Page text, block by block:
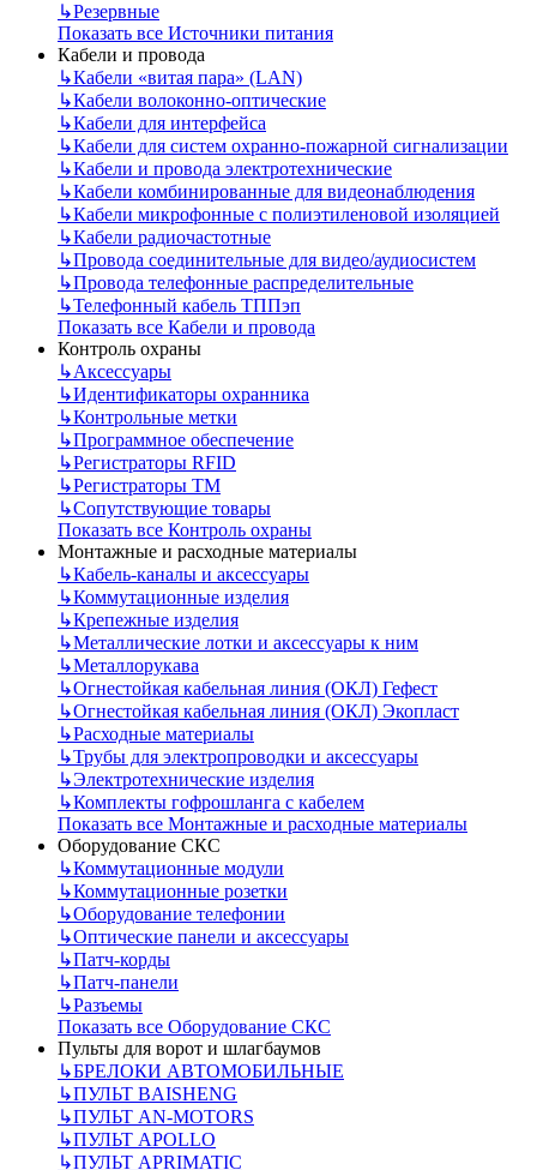
↳Резервные
Показать все Источники питания
Кабели и провода
↳Кабели «витая пара» (LAN)
↳Кабели волоконно-оптические
↳Кабели для интерфейса
↳Кабели для систем охранно-пожарной сигнализации
↳Кабели и провода электротехнические
↳Кабели комбинированные для видеонаблюдения
↳Кабели микрофонные с полиэтиленовой изоляцией
↳Кабели радиочастотные
↳Провода соединительные для видео/аудиосистем
↳Провода телефонные распределительные
↳Телефонный кабель ТППэп
Показать все Кабели и провода
Контроль охраны
↳Аксессуары
↳Идентификаторы охранника
↳Контрольные метки
↳Программное обеспечение
↳Регистраторы RFID
↳Регистраторы ТМ
↳Сопутствующие товары
Показать все Контроль охраны
Монтажные и расходные материалы
↳Кабель-каналы и аксессуары
↳Коммутационные изделия
↳Крепежные изделия
↳Металлические лотки и аксессуары к ним
↳Металлорукава
↳Огнестойкая кабельная линия (ОКЛ) Гефест
↳Огнестойкая кабельная линия (ОКЛ) Экопласт
↳Расходные материалы
↳Трубы для электропроводки и аксессуары
↳Электротехнические изделия
↳Комплекты гофрошланга с кабелем
Показать все Монтажные и расходные материалы
Оборудование СКС
↳Коммутационные модули
↳Коммутационные розетки
↳Оборудование телефонии
↳Оптические панели и аксессуары
↳Патч-корды
↳Патч-панели
↳Разъемы
Показать все Оборудование СКС
Пульты для ворот и шлагбаумов
↳БРЕЛОКИ АВТОМОБИЛЬНЫЕ
↳ПУЛЬТ BAISHENG
↳ПУЛЬТ AN-MOTORS
↳ПУЛЬТ APOLLO
↳ПУЛЬТ APRIMATIC